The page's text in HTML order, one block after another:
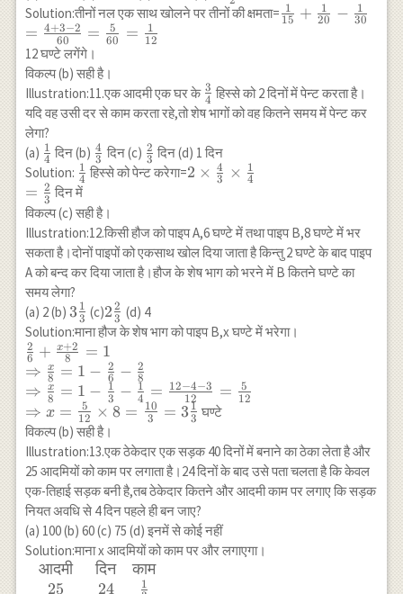
\frac{x}
{45}=1-
\frac{4}{5} \\
\Rightarrow
x=45 \times
\frac{1}{5}=9
\frac{1}
Solution:तीनों नल एक साथ खोलने पर तीनों की क्षमता=\frac{1}
=\frac{4+3-
2}
15
1 + 20
1 − 30
1
= 60
4+3−2 = 60
5 = 12
1
12 घण्टे लगेंगे।
विकल्प (b) सही है।
Illustration:11.एक आदमी एक घर के \frac{3}
{4}
4
3 हिस्से को 2 दिनों में पेन्ट करता है।
यदि वह उसी दर से काम करता रहे,तो शेष भागों को वह कितने समय में पेन्ट कर
लेगा?
(a) \frac{1}
{4}
4
1 दिन (b) \frac{4}
{3}
3
4 दिन (c) \frac{2}
{3}
3
2 दिन (d) 1 दिन
Solution: \frac{1}
{4}
4
1 हिस्से को पेन्ट करेगा=2 \times
\times
\frac{1}
{4} \\
2 × 3
4 × 4
1
= 3
2 दिन में
विकल्प (c) सही है।
Illustration:12.किसी हौज को पाइप A,6 घण्टे में तथा पाइप B,8 घण्टे में भर
सकता है।दोनों पाइपों को एकसाथ खोल दिया जाता है किन्तु 2 घण्टे के बाद पाइप
A को बन्द कर दिया जाता है।हौज के शेष भाग को भरने में B कितने घण्टे का
समय लेगा?
(a) 2 (b) 3
\frac{1}
{3}
3 3
1 (c)2
\frac{2}
{3}
2 3
2 (d) 4
Solution:माना हौज के शेष भाग को पाइप B,x घण्टे में भरेगा।
\frac{2}
{6}+\frac{x+2}
{8}=1 \\
\Rightarrow
\frac{x}{8}=1-
\frac{2}{6}-
\frac{2}{8} \\
\Rightarrow
\frac{x}{8}=1-
\frac{1}{3}-
\frac{1}
{4}=\frac{12-4-
3}
6
2 + 8
x+2 = 1
⇒ 8
x = 1 − 6
2 − 8
2
⇒ 8
x = 1 − 3
1 − 4
1 = 12
12−4−3 = 12
5
⇒ x = 12
5 × 8 = 3
10 = 3 3
1 घण्टे
विकल्प (b) सही है।
Illustration:13.एक ठेकेदार एक सड़क 40 दिनों में बनाने का ठेका लेता है और
25 आदमियों को काम पर लगाता है।24 दिनों के बाद उसे पता चलता है कि केवल
एक-तिहाई सड़क बनी है,तब ठेकेदार कितने और आदमी काम पर लगाए कि सड़क
नियत अवधि से 4 दिन पहले ही बन जाए?
(a) 100 (b) 60 (c) 75 (d) इनमें से कोई नहीं
Solution:माना x आदमियों को काम पर और लगाएगा।
\begin{array}
{ccc}
आदमी
25
दिन
24
काम
1